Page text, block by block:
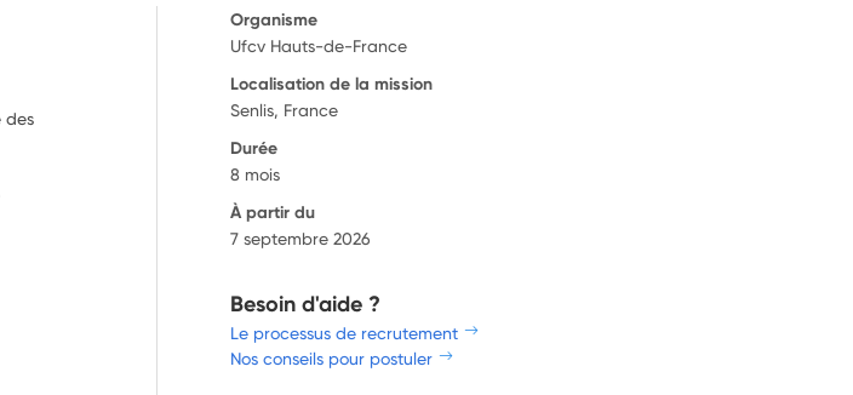
des
Organisme
Ufcv Hauts-de-France
Localisation de la mission
Senlis, France
Durée
8 mois
À partir du
7 septembre 2026
Besoin d'aide ?
Le processus de recrutement
Nos conseils pour postuler